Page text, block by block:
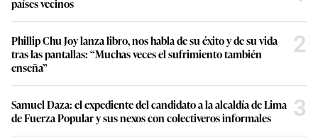
países vecinos
Phillip Chu Joy lanza libro, nos habla de su éxito y de su vida
tras las pantallas: “Muchas veces el sufrimiento también
enseña”
2
Samuel Daza: el expediente del candidato a la alcaldía de Lima
de Fuerza Popular y sus nexos con colectiveros informales
3